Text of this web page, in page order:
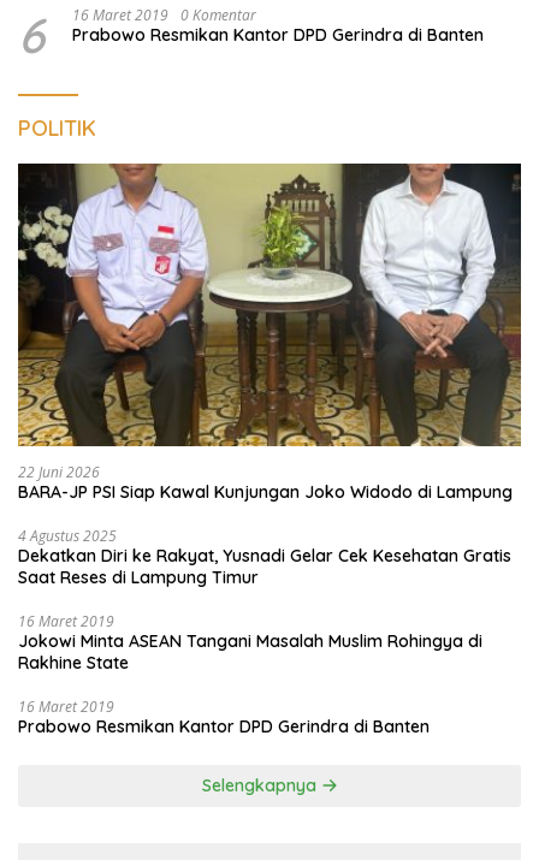
6 16 Maret 2019 0 Komentar
Prabowo Resmikan Kantor DPD Gerindra di Banten
POLITIK
22 Juni 2026
BARA-JP PSI Siap Kawal Kunjungan Joko Widodo di Lampung
4 Agustus 2025
Dekatkan Diri ke Rakyat, Yusnadi Gelar Cek Kesehatan Gratis
Saat Reses di Lampung Timur
16 Maret 2019
Jokowi Minta ASEAN Tangani Masalah Muslim Rohingya di
Rakhine State
16 Maret 2019
Prabowo Resmikan Kantor DPD Gerindra di Banten
Selengkapnya